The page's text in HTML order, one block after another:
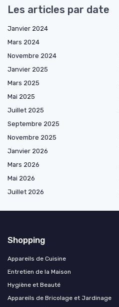
Les articles par date
Janvier 2024
Mars 2024
Novembre 2024
Janvier 2025
Mars 2025
Mai 2025
Juillet 2025
Septembre 2025
Novembre 2025
Janvier 2026
Mars 2026
Mai 2026
Juillet 2026
Shopping
Appareils de Cuisine
Entretien de la Maison
Hygiène et Beauté
Appareils de Bricolage et Jardinage